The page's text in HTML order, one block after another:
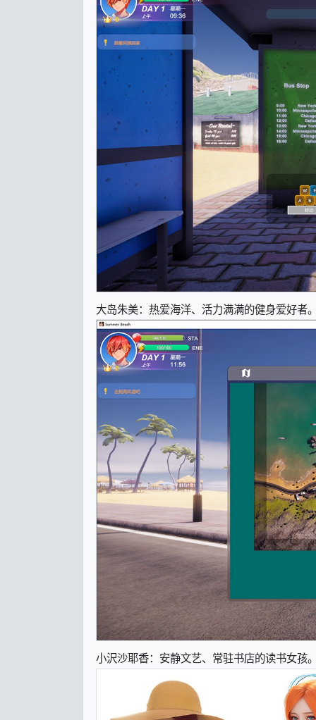
大岛朱美：热爱海洋、活力满满的健身爱好者
小沢沙耶香：安静文艺、常驻书店的读书女孩